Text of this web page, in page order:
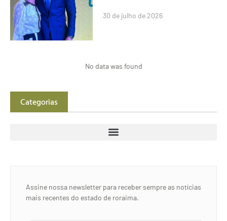
30 de julho de 2026
No data was found
Categorias
Assine nossa newsletter para receber sempre as notícias
mais recentes do estado de roraima.